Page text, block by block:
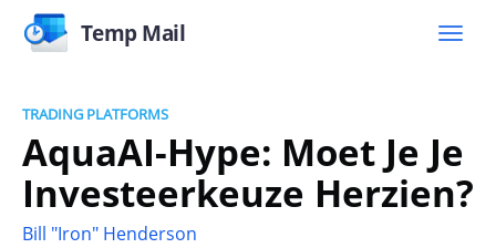
Temp Mail
TRADING PLATFORMS
AquaAI-Hype: Moet Je Je
Investeerkeuze Herzien?
Bill "Iron" Henderson